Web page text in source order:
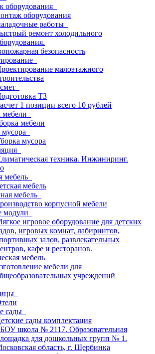
оборудования
оборудования
работы
ремонт холодильного
безопасность
малоэтажного
ТЗ
1 позиции всего 10 рублей
мебели
мебели
мусора
техника. Инжиниринг.
мебель
мебель
мебель
корпусной мебели
модули
игровое оборудование для детских
игровых комнат, лабиринтов,
залов, развлекательных
кафе и ресторанов.
мебель
мебели для
учреждений
сады
сады комплектация
школа № 2117. Образовательная
для дошкольных групп № 1.
область, г. Щербинка